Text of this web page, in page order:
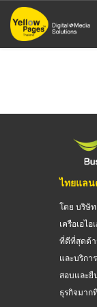
ข้าม
ไป
ไทยแลน
โดย บริษั
เครือเอไ
ที่ดีที่สุดด้า
และบริกา
สอบและ
ธุรกิจมาก